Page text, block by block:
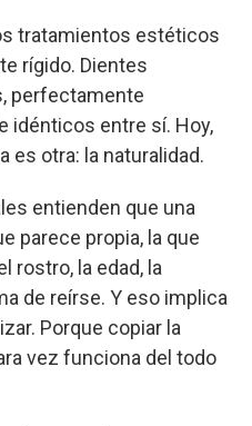
tratamientos estéticos
rígido. Dientes
perfectamente
idénticos entre sí. Hoy,
es otra: la naturalidad.
entienden que una
parece propia, la que
rostro, la edad, la
de reírse. Y eso implica
Porque copiar la
vez funciona del todo